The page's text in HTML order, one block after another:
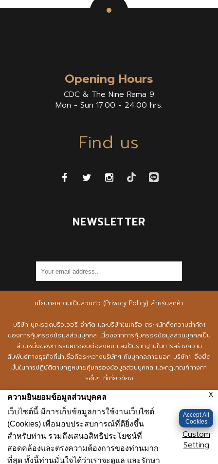
Opening Hours
CDC & The Nine Rama 9
Mon - Sun 17:00 - 24:00 hrs.
Find us
NEWSLETTER
SIGN UP NOW
093 193 1933
contact@est-33.com
www.est-33.com
นโยบายความเป็นส่วนตัว (Privacy Policy) สำหรับลูกค้า
บริษัท บุญรอดบริวเวอรี่ จำกัด และบริษัทในเครือ ตระหนักถึงความสำคัญ
ของการคุ้มครองข้อมูลส่วนบุคคล เนื่องจากการคุ้มครองข้อมูลส่วนบุคคลเป็น
ส่วนหนึ่งของการรับผิดชอบต่อสังคม และเป็นรากฐานในการสร้างความ
สัมพันธ์ทางธุรกิจที่น่าเชื่อถือระหว่างบริษัทฯ กับบุคคลภายนอก บริษัทฯ จึงยึด
มั่นในการปฏิบัติตามกฎหมายคุ้มครองข้อมูลส่วนบุคคล และกฎเกณฑ์ทางกา
รอื่นๆ ที่เกี่ยวข้อง
นโยบายความเป็นส่วนตัวฉบับนี้ถูกจัดทำขึ้นเพื่อจัดให้มีวิธีการจัดการข้อมูล
ส่วนบุคคลที่เหมาะสม และมีมาตรการรักษาความปลอดภัยที่เหมาะสมสำหรับการ
ปกป้องข้อมูลส่วนบุคคลของลูกค้าที่บริษัทฯ ทำการรวบรวม ใช้ และเปิดเผย
ข้อมูลส่วนบุคคลให้ถูกต้องตามกฎหมายว่าด้วยการคุ้มครองข้อมูลส่วนบุคคล
กฎหมาย และกฎเกณฑ์ทางการอื่น ๆ ที่เกี่ยวข้อง โดยท่านสามารถศึกษา
นโยบายความเป็นส่วนตัว (Privacy Policy) สำหรับลูกค้า ได้ที่
ความยินยอมข้อมูลส่วนบุคคล X
เว็บไซต์นี้ มีการเก็บข้อมูลการใช้งานเว็บไซต์
(Cookies) เพื่อมอบประสบการณ์ที่ดียิ่งขึ้น
สำหรับท่าน รวมถึงเสนอสิทธิประโยชน์ที่
สอดคล้องและตรงความต้องการของท่านมาก
ที่สุด ทั้งนี้ท่านมั่นใจได้ว่าเราจะดูแล และรักษา
Accept All
Cookies
Custom
Setting